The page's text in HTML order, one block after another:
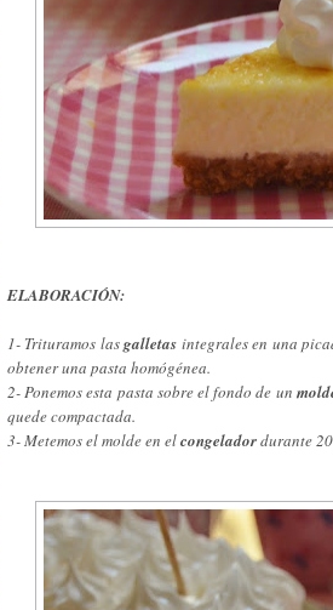
ELABORACIÓN:
1- Trituramos lasgalletas integrales en una
obtener una pasta homógénea.
2- Ponemos esta pasta sobre el fondo de un
quede compactada.
3- Metemos el molde en elcongeladordurante